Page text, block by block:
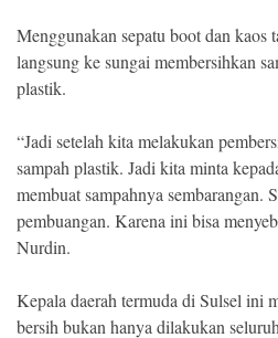
.
Right
Reserved
Menggunakan sepatu boot dan
langsung ke sungai membersihkan
plastik.
“Jadi setelah kita melakukan
sampah plastik. Jadi kita minta
membuat sampahnya sembarangan.
pembuangan. Karena ini bisa
Nurdin.
Kepala daerah termuda di Sulsel ini
bersih bukan hanya dilakukan